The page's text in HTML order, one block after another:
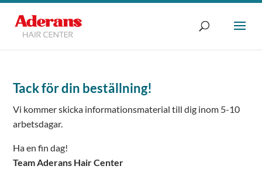
Tack för din beställning!
Vi kommer skicka informationsmaterial till dig inom 5-10
arbetsdagar.
Ha en fin dag!
Team Aderans Hair Center